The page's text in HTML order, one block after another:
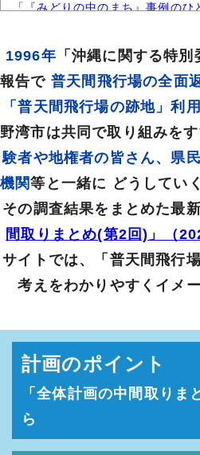
「『みどりの中のまち』事例の
2025.3.19
イベント開催報告「普天間未来予
開しました。
2025.3.19
「『みどりの中のまち』事例のひ
2024.3.18
「『緑の中のまち』事例のひとつ
しました。
2024.3.18
開しました。
2024.1.9
イベント開催報告「普天間飛行場
催報告」ページを公開しました。
「全体計画の中間取りまとめ（第
1996年 「沖縄に関する特
報告で 普天間飛行場の全面
「普天間飛行場の跡地」利
野湾市は共同で取り組みをす
験者や地権者の皆さん、県
機関等と一緒に どうしてい
その調査結果をまとめた最新
間取りまとめ(第2回)」（
サイトでは、「普天間飛行
考えをわかりやすくイメ
計画のポイント
「全体計画の中間取りま
ら